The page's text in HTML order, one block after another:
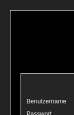
Benutzername